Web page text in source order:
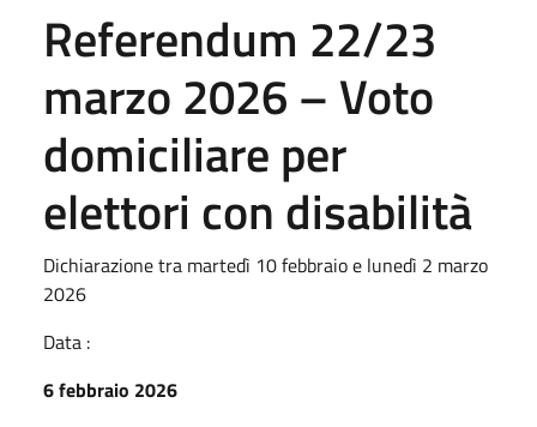
Referendum 22/23
marzo 2026 – Voto
domiciliare per
elettori con disabilità
Dichiarazione tra martedì 10 febbraio e lunedì 2 marzo
2026
Data :
6 febbraio 2026